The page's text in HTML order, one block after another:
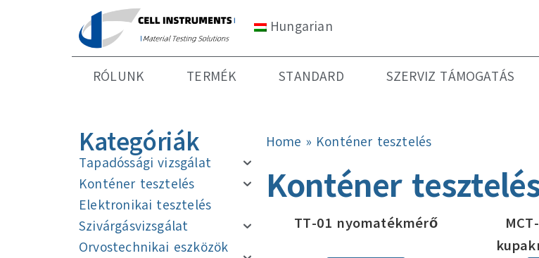
Hungarian
RÓLUNK TERMÉK STANDARD SZERVIZ TÁMOGATÁS
Kategóriák
Tapadóssági vizsgálat
Konténer tesztelés
Elektronikai tesztelés
Szivárgásvizsgálat
Orvostechnikai eszközök
Home » Konténer tesztelés
Konténer
TT-01 nyomatékmérő